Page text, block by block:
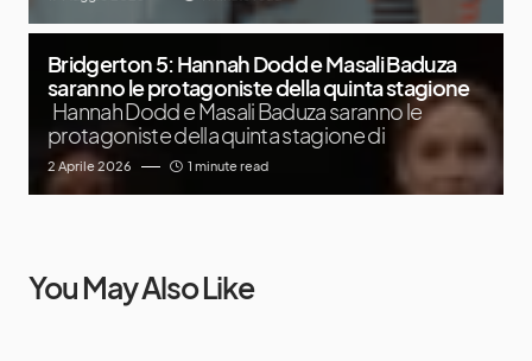
Bridgerton 5: Hannah Dodd e Masali Baduza
saranno le protagoniste della quinta stagione
Hannah Dodd e Masali Baduza saranno le
protagoniste della quinta stagione di
2 Aprile 2026 1 minute read
You May Also Like